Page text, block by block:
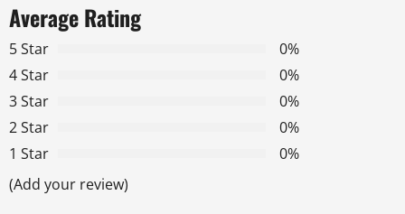
a
v
i
g
a
Average Rating
5 Star
0%
4 Star
0%
3 Star
0%
2 Star
0%
1 Star
0%
(Add your review)